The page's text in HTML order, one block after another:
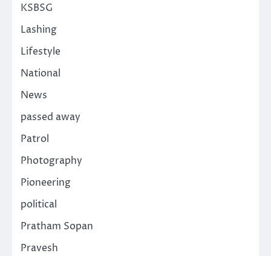
KSBSG
Lashing
Lifestyle
National
News
passed away
Patrol
Photography
Pioneering
political
Pratham Sopan
Pravesh